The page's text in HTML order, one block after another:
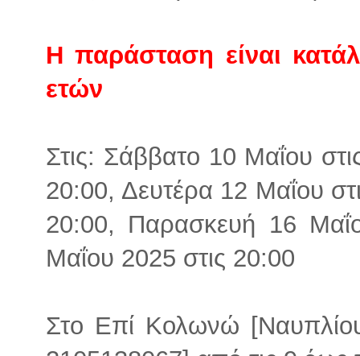
Η παράσταση είναι
ετών
Στις: Σάββατο 10 Μαΐου
20:00, Δευτέρα 12 Μαΐου
20:00, Παρασκευή 16
Μαΐου 2025 στις 20:00
Στο Επί Κολωνώ